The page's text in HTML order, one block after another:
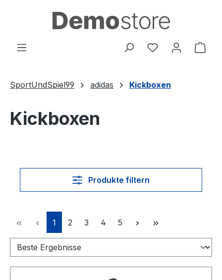
Zum Hauptinhalt springen
Du hast 0
SportUndSpiel99 adidas Kickboxen
Kickboxen
Produkte filtern
Seite
1 Seite
2 Seite
3 Seite
4 Seite
5